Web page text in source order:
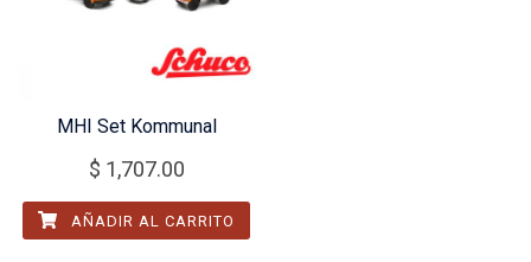
MHI Set Kommunal
$ 1,707.00
AÑADIR AL CARRITO